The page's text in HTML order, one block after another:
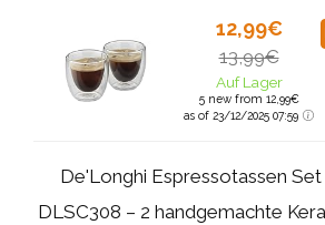
12,99€
13,99€
Auf Lager
5 new from 12,99€
as of 23/12/2025 07:59
De'Longhi Espressotassen
DLSC308 – 2 handgemachte